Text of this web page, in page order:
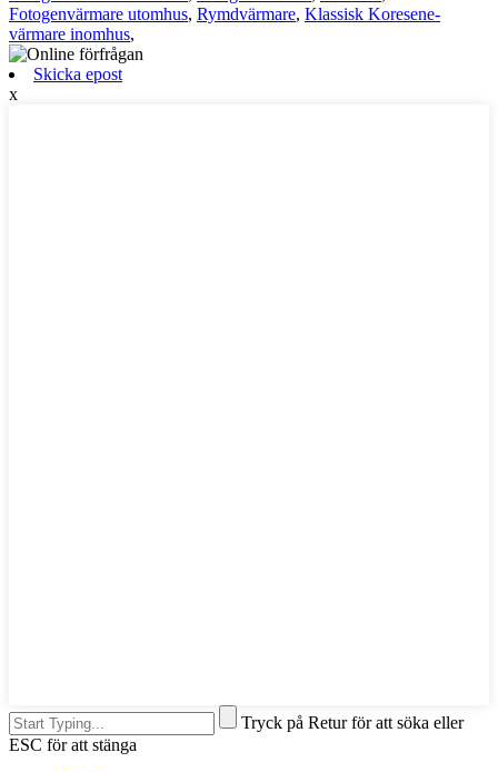
Fotogenvärmare utomhus, Rymdvärmare, Klassisk Koresene-
värmare inomhus,
Skicka epost
x
Tryck på Retur för att söka eller
ESC för att stänga